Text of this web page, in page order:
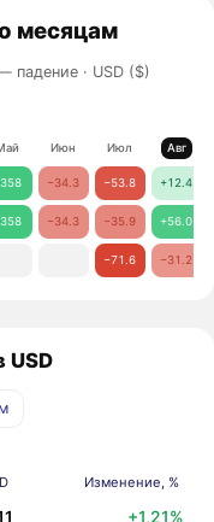
месяцам
падение · USD ($)
Июн Июл Авг
−34.3 −53.8 +12.4
−34.3 −35.9 +56.0
−71.6 −31.2
USD
Изменение, %
+1,21%